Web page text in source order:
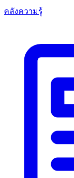
คลังความรู้